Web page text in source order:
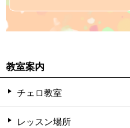
教室案内
チェロ教室
レッスン場所